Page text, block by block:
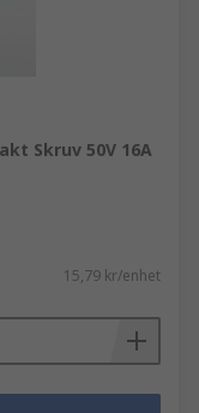
Skruv 50V 16A
15,79 kr/enhet